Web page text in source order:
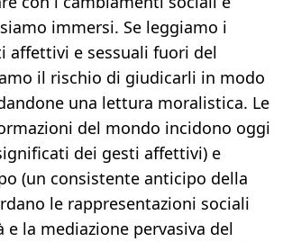
immersi. Se leggiamo i
affettivi e sessuali fuori del
il rischio di giudicarli in modo
una lettura moralistica. Le
del mondo incidono oggi
dei gesti affettivi) e
(un consistente anticipo della
le rappresentazioni sociali
e la mediazione pervasiva del